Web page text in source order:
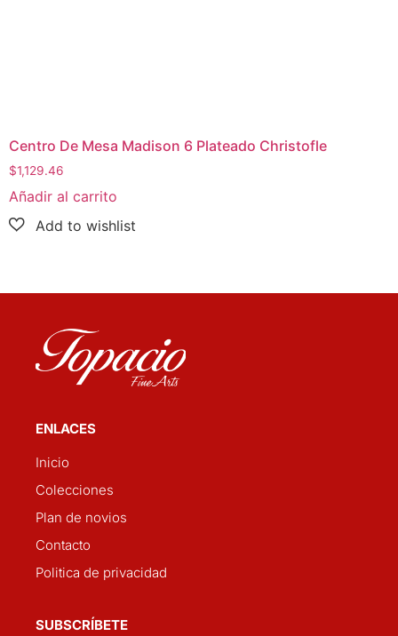
Centro De Mesa Madison 6 Plateado Christofle
$1,129.46
Añadir al carrito
ENLACES
Inicio
Colecciones
Plan de novios
Contacto
Politica de privacidad
SUBSCRÍBETE